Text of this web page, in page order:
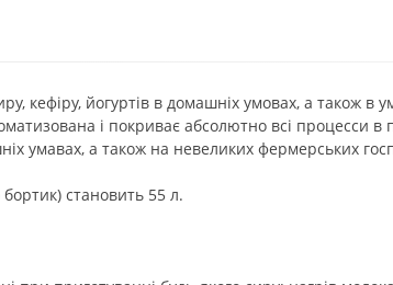
кефіру, йогуртів в домашніх умовах, а також в
і покриває абсолютно всі процесси в
умавах, а також на невеликих фермерських
становить 55 л.